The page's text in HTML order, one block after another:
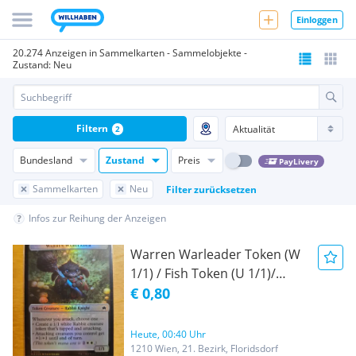
Einloggen
20.274 Anzeigen in Sammelkarten - Sammelobjekte -
Zustand: Neu
Bundesland Zustand Preis PayLivery
Sammelkarten Neu Filter zurücksetzen
Filtern 2
Infos zur Reihung der Anzeigen
Warren Warleader Token (W
1/1) / Fish Token (U 1/1)/
Doublesided/ Foil/
the gathering/ MTG! NEU!
€ 0,80
Heute, 00:40 Uhr
1210 Wien, 21. Bezirk, Floridsdorf